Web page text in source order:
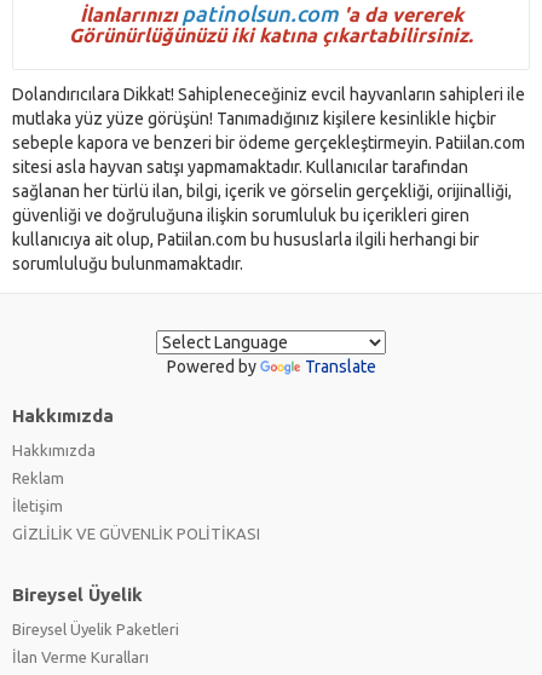
İlanlarınızı patinolsun.com'a da vererek
Görünürlüğünüzü iki katına çıkartabilirsiniz.
Dolandırıcılara Dikkat! Sahipleneceğiniz evcil hayvanların sahipleri ile
mutlaka yüz yüze görüşün! Tanımadığınız kişilere kesinlikle hiçbir
sebeple kapora ve benzeri bir ödeme gerçekleştirmeyin. Patiilan.com
sitesi asla hayvan satışı yapmamaktadır. Kullanıcılar tarafından
sağlanan her türlü ilan, bilgi, içerik ve görselin gerçekliği, orijinalliği,
güvenliği ve doğruluğuna ilişkin sorumluluk bu içerikleri giren
kullanıcıya ait olup, Patiilan.com bu hususlarla ilgili herhangi bir
sorumluluğu bulunmamaktadır.
Powered by Translate
Hakkımızda
Hakkımızda
Reklam
İletişim
GİZLİLİK VE GÜVENLİK POLİTİKASI
Bireysel Üyelik
Bireysel Üyelik Paketleri
İlan Verme Kuralları